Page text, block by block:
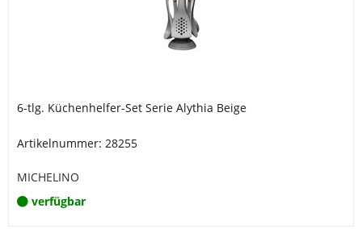
6-tlg. Küchenhelfer-Set Serie Alythia Beige
Artikelnummer: 28255
MICHELINO
verfügbar